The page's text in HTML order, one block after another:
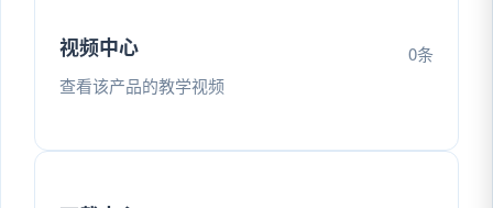
视频中心
0条
查看该产品的教学视频